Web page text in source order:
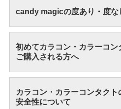
candy magicの度あり・度な
初めてカラコン・カラーコン
ご購入される方へ
カラコン・カラーコンタクト
安全性について